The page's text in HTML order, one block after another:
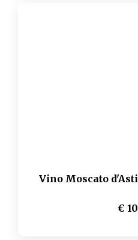
Vino Moscato
€